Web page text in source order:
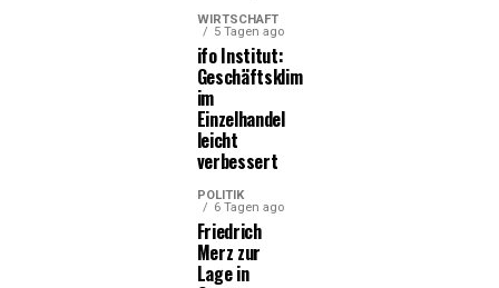
WIRTSCHAFT
5 Tagen ago
ifo Institut:
Geschäftsklima
im
Einzelhandel
leicht
verbessert
POLITIK
6 Tagen ago
Friedrich
Merz zur
Lage in